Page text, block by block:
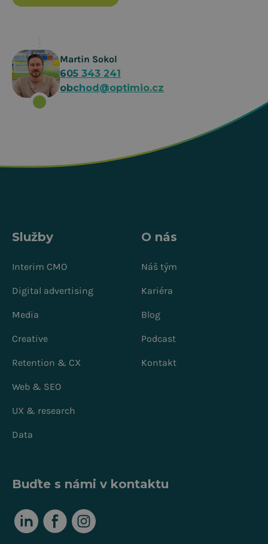
Martin Sokol
605 343 241
obchod@optimio.cz
Služby
Interim CMO
Digital advertising
Media
Creative
Retention & CX
Web & SEO
UX & research
Data
O nás
Náš tým
Kariéra
Blog
Podcast
Kontakt
Buďte s námi v kontaktu